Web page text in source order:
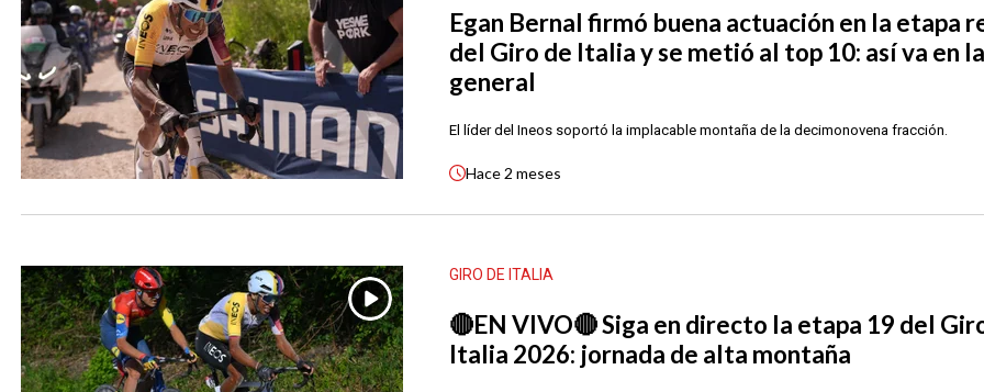
Egan Bernal firmó buena actuación en la etapa
del Giro de Italia y se metió al top 10: así va en la
general
El líder del Ineos soportó la implacable montaña de la decimonovena fracción.
Hace2 meses
GIRO DE ITALIA
🔴EN VIVO🔴 Siga en directo la etapa 19 del
Italia 2026: jornada de alta montaña